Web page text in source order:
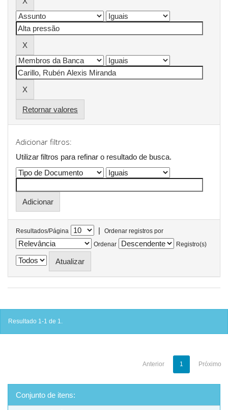
Retornar valores
Adicionar filtros:
Utilizar filtros para refinar o resultado de busca.
Resultados/Página |
Ordenar registros por
Ordenar
Registro(s)
Resultado 1-1 de 1.
Anterior 1 Próximo
Conjunto de itens: